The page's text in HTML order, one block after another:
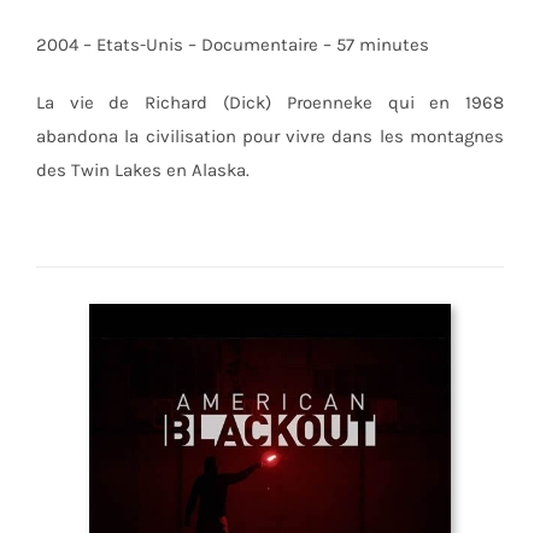
2004 – Etats-Unis – Documentaire – 57 minutes
La vie de Richard (Dick) Proenneke qui en 1968
abandona la civilisation pour vivre dans les montagnes
des Twin Lakes en Alaska.